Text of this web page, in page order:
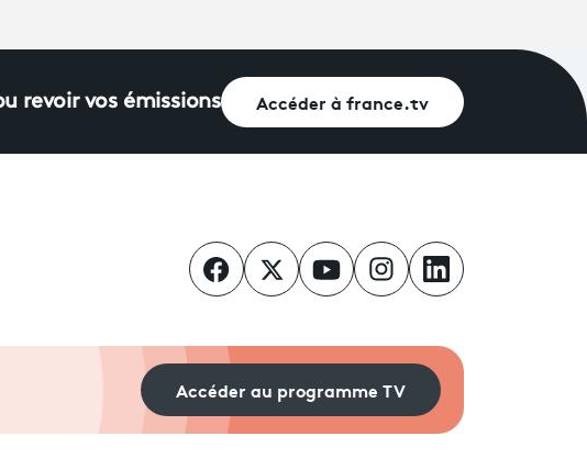
revoir vos émissions Accéder à france.tv
Accéder au programme TV